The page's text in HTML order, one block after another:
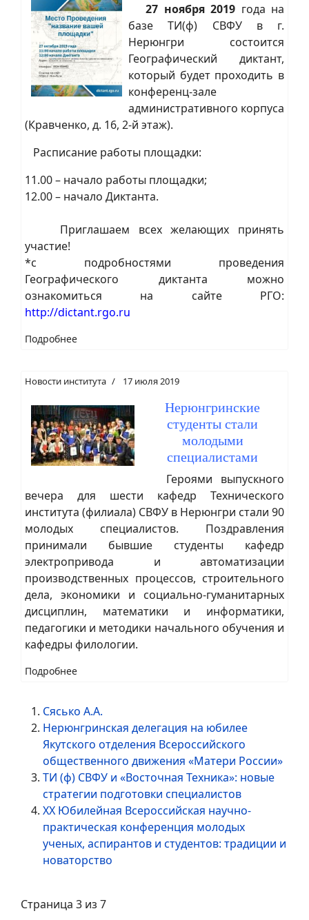
27 ноября 2019 года на
базе ТИ(ф) СВФУ в г.
Нерюнгри состоится
Географический диктант,
который будет проходить в
конференц-зале
административного корпуса
(Кравченко, д. 16, 2-й этаж).
Расписание работы площадки:
11.00 – начало работы площадки;
12.00 – начало Диктанта.
Приглашаем всех желающих принять
участие!
*с подробностями проведения
Географического диктанта можно
ознакомиться на сайте РГО:
http://dictant.rgo.ru
Подробнее
Новости института 17 июля 2019
Нерюнгринские
студенты стали
молодыми
специалистами
Героями выпускного
вечера для шести кафедр Технического
института (филиала) СВФУ в Нерюнгри стали 90
молодых специалистов. Поздравления
принимали бывшие студенты кафедр
электропривода и автоматизации
производственных процессов, строительного
дела, экономики и социально-гуманитарных
дисциплин, математики и информатики,
педагогики и методики начального обучения и
кафедры филологии.
Подробнее
Сясько А.А.
Нерюнгринская делегация на юбилее
Якутского отделения Всероссийского
общественного движения «Матери России»
ТИ (ф) СВФУ и «Восточная Техника»: новые
стратегии подготовки специалистов
XX Юбилейная Всероссийская научно-
практическая конференция молодых
ученых, аспирантов и студентов: традиции и
новаторство
Страница 3 из 7